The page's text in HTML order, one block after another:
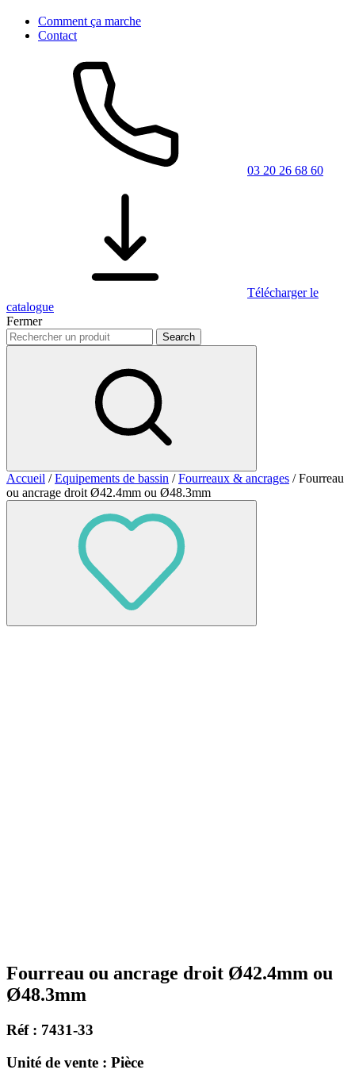
Comment ça marche
Contact
03 20 26 68 60
Télécharger le
catalogue
Fermer
Accueil /Equipements de bassin /Fourreaux & ancrages / Fourreau
ou ancrage droit Ø42.4mm ou Ø48.3mm
Fourreau ou ancrage droit Ø42.4mm ou
Ø48.3mm
Réf : 7431-33
Unité de vente : Pièce